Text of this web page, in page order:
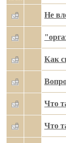
Не
Как
Что
Что